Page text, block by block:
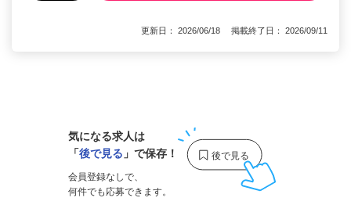
更新日： 2026/06/18 掲載終了日： 2026/09/11
気になる求人は
「後で見る 」で保存！
会員登録なしで、
何件でも応募できます。